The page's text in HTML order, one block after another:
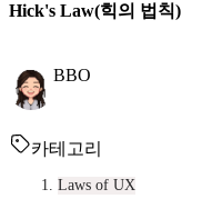
Hick's Law(힉의 법칙)
BBO
카테고리
Laws of UX